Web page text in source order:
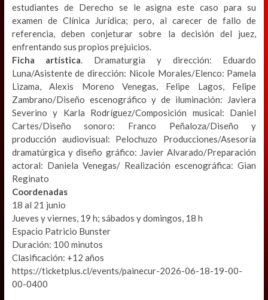
estudiantes de Derecho se le asigna este caso para su
examen de Clínica Jurídica; pero, al carecer de fallo de
referencia, deben conjeturar sobre la decisión del juez,
enfrentando sus propios prejuicios.
Ficha artística . Dramaturgia y dirección: Eduardo
Luna/Asistente de dirección: Nicole Morales/Elenco: Pamela
Lizama, Alexis Moreno Venegas, Felipe Lagos, Felipe
Zambrano/Diseño escenográfico y de iluminación: Javiera
Severino y Karla Rodríguez/Composición musical: Daniel
Cartes/Diseño sonoro: Franco Peñaloza/Diseño y
producción audiovisual: Pelochuzo Producciones/Asesoría
dramatúrgica y diseño gráfico: Javier Alvarado/Preparación
actoral: Daniela Venegas/ Realización escenográfica: Gian
Reginato
Coordenadas
18 al 21 junio
Jueves y viernes, 19 h; sábados y domingos, 18 h
Espacio Patricio Bunster
Duración: 100 minutos
Clasificación: +12 años
https://ticketplus.cl/events/painecur-2026-06-18-19-00-
00-0400